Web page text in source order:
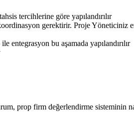
tercihlerine göre yapılandırılır
gerektirir. Proje
bu aşamada yapılandırılır
prop firm değerlendirme sisteminin